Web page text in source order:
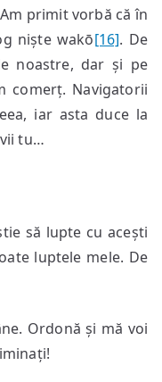
primit vorbă că în
niște wakō[16]. De
noastre, dar și pe
comerț. Navigatorii
iar asta duce la
tu…
să lupte cu acești
luptele mele. De
Ordonă și mă voi